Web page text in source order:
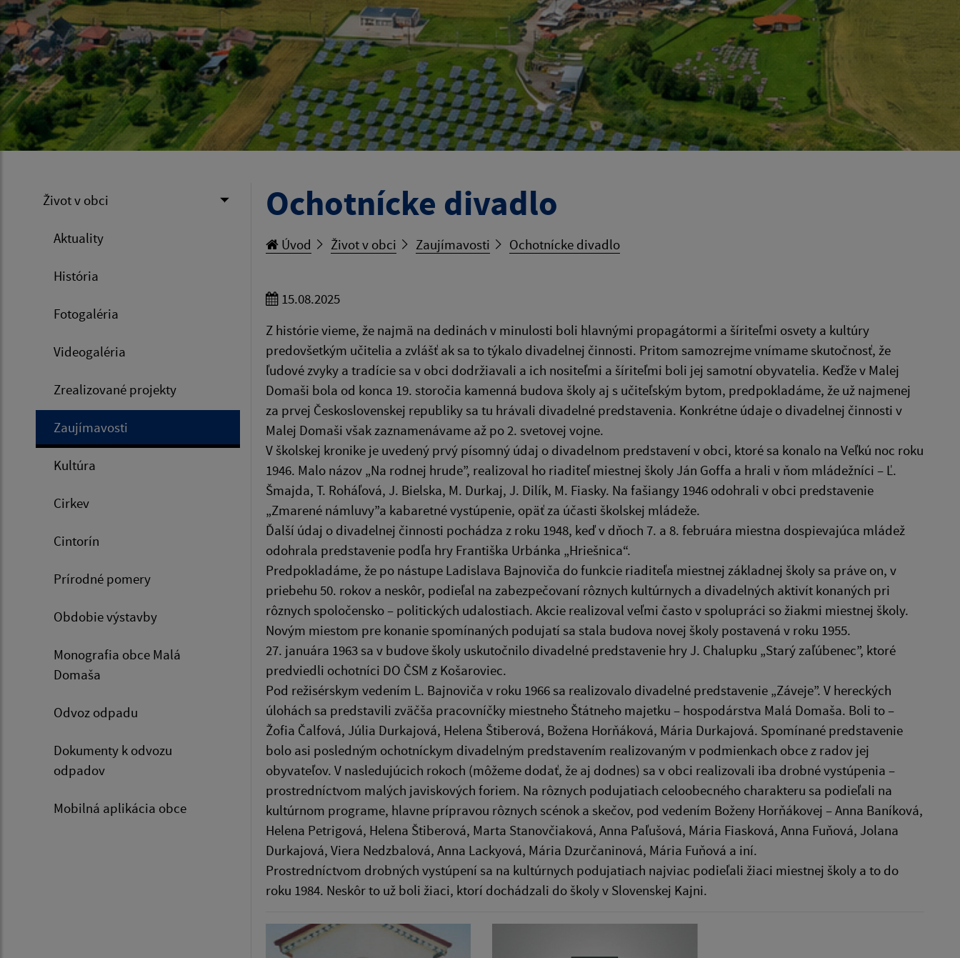
Život v obci
Aktuality
História
Fotogaléria
Videogaléria
Zrealizované projekty
Zaujímavosti
Kultúra
Cirkev
Cintorín
Prírodné pomery
Obdobie výstavby
Monografia obce Malá
Domaša
Odvoz odpadu
Dokumenty k odvozu
odpadov
Mobilná aplikácia obce
Ochotnícke divadlo
Úvod Život v obci Zaujímavosti Ochotnícke divadlo
15.08.2025
Z histórie vieme, že najmä na dedinách v minulosti boli hlavnými propagátormi a šíriteľmi osvety a kultúry
predovšetkým učitelia a zvlášť ak sa to týkalo divadelnej činnosti. Pritom samozrejme vnímame skutočnosť, že
ľudové zvyky a tradície sa v obci dodržiavali a ich nositeľmi a šíriteľmi boli jej samotní obyvatelia. Keďže v Malej
Domaši bola od konca 19. storočia kamenná budova školy aj s učiteľským bytom, predpokladáme, že už najmenej
za prvej Československej republiky sa tu hrávali divadelné predstavenia. Konkrétne údaje o divadelnej činnosti v
Malej Domaši však zaznamenávame až po 2. svetovej vojne.
V školskej kronike je uvedený prvý písomný údaj o divadelnom predstavení v obci, ktoré sa konalo na Veľkú noc roku
1946. Malo názov „Na rodnej hrude”, realizoval ho riaditeľ miestnej školy Ján Goffa a hrali v ňom mládežníci – Ľ.
Šmajda, T. Roháľová, J. Bielska, M. Durkaj, J. Dilík, M. Fiasky. Na fašiangy 1946 odohrali v obci predstavenie
„Zmarené námluvy”a kabaretné vystúpenie, opäť za účasti školskej mládeže.
Ďalší údaj o divadelnej činnosti pochádza z roku 1948, keď v dňoch 7. a 8. februára miestna dospievajúca mládež
odohrala predstavenie podľa hry Františka Urbánka „Hriešnica“.
Predpokladáme, že po nástupe Ladislava Bajnoviča do funkcie riaditeľa miestnej základnej školy sa práve on, v
priebehu 50. rokov a neskôr, podieľal na zabezpečovaní rôznych kultúrnych a divadelných aktivít konaných pri
rôznych spoločensko – politických udalostiach. Akcie realizoval veľmi často v spolupráci so žiakmi miestnej školy.
Novým miestom pre konanie spomínaných podujatí sa stala budova novej školy postavená v roku 1955.
27. januára 1963 sa v budove školy uskutočnilo divadelné predstavenie hry J. Chalupku „Starý zaľúbenec”, ktoré
predviedli ochotníci DO ČSM z Košaroviec.
Pod režisérskym vedením L. Bajnoviča v roku 1966 sa realizovalo divadelné predstavenie „Záveje”. V hereckých
úlohách sa predstavili zväčša pracovníčky miestneho Štátneho majetku – hospodárstva Malá Domaša. Boli to –
Žofia Čalfová, Júlia Durkajová, Helena Štiberová, Božena Horňáková, Mária Durkajová. Spomínané predstavenie
bolo asi posledným ochotníckym divadelným predstavením realizovaným v podmienkach obce z radov jej
obyvateľov. V nasledujúcich rokoch (môžeme dodať, že aj dodnes) sa v obci realizovali iba drobné vystúpenia –
prostredníctvom malých javiskových foriem. Na rôznych podujatiach celoobecného charakteru sa podieľali na
kultúrnom programe, hlavne prípravou rôznych scénok a skečov, pod vedením Boženy Horňákovej – Anna Baníková,
Helena Petrigová, Helena Štiberová, Marta Stanovčiaková, Anna Paľušová, Mária Fiasková, Anna Fuňová, Jolana
Durkajová, Viera Nedzbalová, Anna Lackyová, Mária Dzurčaninová, Mária Fuňová a iní.
Prostredníctvom drobných vystúpení sa na kultúrnych podujatiach najviac podieľali žiaci miestnej školy a to do
roku 1984. Neskôr to už boli žiaci, ktorí dochádzali do školy v Slovenskej Kajni.